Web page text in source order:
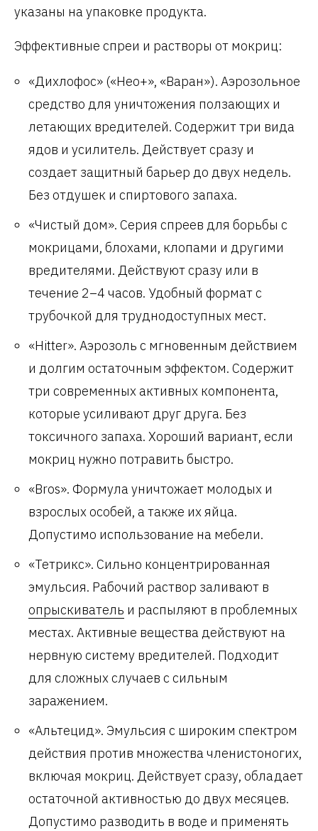
указаны на упаковке продукта.
Эффективные спреи и растворы от мокриц:
«Дихлофос» («Нео+», «Варан»). Аэрозольное
средство для уничтожения ползающих и
летающих вредителей. Содержит три вида
ядов и усилитель. Действует сразу и
создает защитный барьер до двух недель.
Без отдушек и спиртового запаха.
«Чистый дом». Серия спреев для борьбы с
мокрицами, блохами, клопами и другими
вредителями. Действуют сразу или в
течение 2–4 часов. Удобный формат с
трубочкой для труднодоступных мест.
«Hitter». Аэрозоль с мгновенным действием
и долгим остаточным эффектом. Содержит
три современных активных компонента,
которые усиливают друг друга. Без
токсичного запаха. Хороший вариант, если
мокриц нужно потравить быстро.
«Bros». Формула уничтожает молодых и
взрослых особей, а также их яйца.
Допустимо использование на мебели.
«Тетрикс». Сильно концентрированная
эмульсия. Рабочий раствор заливают в
опрыскиватель и распыляют в проблемных
местах. Активные вещества действуют на
нервную систему вредителей. Подходит
для сложных случаев с сильным
заражением.
«Альтецид». Эмульсия с широким спектром
действия против множества членистоногих,
включая мокриц. Действует сразу, обладает
остаточной активностью до двух месяцев.
Допустимо разводить в воде и применять